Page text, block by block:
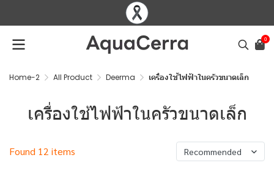
0
Home-2 All Product Deerma เครื่องใช้ไฟฟ้าในครัวขนาดเล็ก
เครื่องใช้ไฟฟ้าในครัวขนาดเล็ก
Found 12 items Recommended